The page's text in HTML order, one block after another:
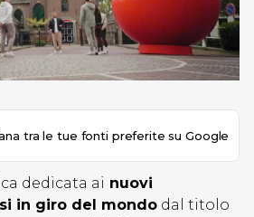
tra le tue fonti preferite su Google
dedicata ai nuovi
in giro del mondo dal titolo